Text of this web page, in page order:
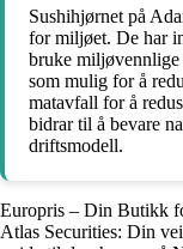
Sushihjørnet på
for miljøet. De har
bruke miljøvennlige
som mulig for å
matavfall for å
bidrar til å bevare
driftsmodell.
Europris – Din Butikk
Atlas Securities: Din